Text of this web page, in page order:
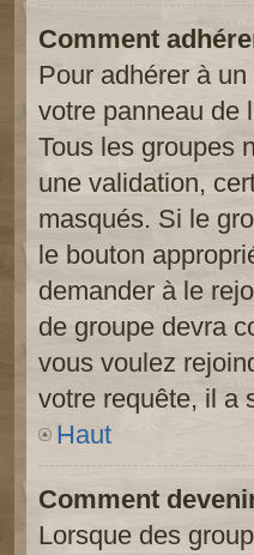
Comment
Pour adhérer à
votre panneau de
Tous les groupes
une validation,
masqués. Si le
le bouton
demander à le
de groupe devra
vous voulez
votre requête, il a
Haut
Comment
Lorsque des